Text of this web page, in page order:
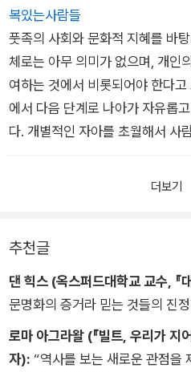
이 생활공간으로 삼았던 도시나
나 기술을 갖추지 못했다고 할 수
은 그레이트 짐바브웨(잠베지강
요새 도시이며, 한때 약 18,000명
예루살렘에 있는 시바 여왕의 궁
아프리카 사람들은 그렇게 복잡한
들이 아니라 1,500년이나 앞서
고 주장했다. 그는 이렇게 적었다.
일 리 없었다. 이와 같은 시각은
며, 과거의 서구 문명에 대해서는
오늘날의 튀르키예에 있는 에페수
르테논 신전이나, 로마에 있는 콜
자들이 일과를 보내는 모습을 주
업에 썼던 주된 도구는 스톱워치
는 개별적인 요소를 완수하는 데
정도로 측정했다. 작업 과정의 그
을 벗어날 수 없었다. 테일러는
가능한 한 적은 시간을 들여서 업
아내는 것이 목적이었다. 노동을
적인 차원에서 모든 경영대학의
국주의는 식민지 주민들을 원자
취급했던 한편, 테일러의 효율성
자들을 기계처럼 취급했다. 노동
책이 출간되었던 해, 테일러가 보
었다. 경영학의 목표는 우리 사회
을 실어주는것이 아니었다. 우리
는 것이었다.
관리 연구 분야에서 개인이란 보
다. 한 개인이 자아를 실현하면,
의 모든 것이다.
블랙풋족은 개인의 존재를 부정하
인을 어떻게 바라보는가였다. 사
면, 이들은 전혀 다른 패러다임에
양은 결핍 모델에 따라 작동한다.
럼 일종의 사회적인 성과를 보여
회적인 지위를 획득해야 한다. 그
적으로 살펴보면 이는 능력주의
를 이루고 보상을 받을 것이다. 그
노숙자들, 장애가 있든, 또는 다른
에, 문명이라는 게임에서 진 사람
매슬로는 시크시카에서 한 개인
가 없는 사회를 보았다. 그 가치
기 때문이었다. 한 사람은 ‘자격을
며, 그기준에 맞춰 살아갔다.
서 왔다는 생각이 듭니다. 건강한
안 바뀌었으며, 남은 인생의 상당
떤 일이 일어났던 것이며, 그 사람
시킬 수 있었는지를 파악하는 데
매슬로는 우리가 할 수 있는 최선
복있는사람들
풋족의 사회와 문화적 지혜를 바
체로는 아무 의미가 없으며, 개인
여하는 것에서 비롯되어야 한다
에서 다음 단계로 나아가 자유롭
다. 개별적인 자아를 초월해서 사
야 한다는 것이다. 캐나다 토착민
인 신디 블렉스톡은 이렇게 설명
을 받으며, 앞으로 일곱 세대에 걸
난다는 의미입니다.˝
블랙풋족의 세계관에서 개인이
더보기
추천글
댄 힉스 (옥스퍼드대학교 교수, 『
문명화의 증거라 믿는 것들의 진
로마 아그라왈 (『빌트, 우리가 지
자): “역사를 보는 새로운 관점을